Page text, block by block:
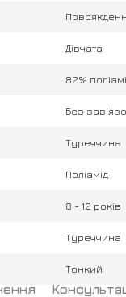
Дівчата
82%
Без
Туреччина
Поліамід
8 - 12 років
Туреччина
Тонкий